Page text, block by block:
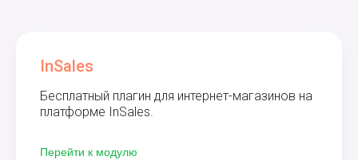
InSales
Бесплатный плагин для интернет-магазинов на
платформе InSales.
Перейти к модулю